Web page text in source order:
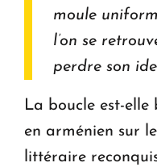
moule
l’on se
perdre son
La boucle est-
en arménien sur
littéraire